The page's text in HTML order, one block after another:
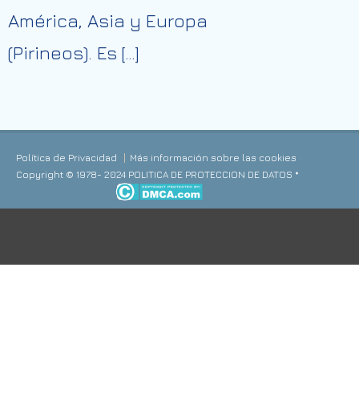
América, Asia y Europa
(Pirineos). Es […]
Política de Privacidad
Más información sobre las cookies
Copyright © 1978- 2024 POLITICA DE PROTECCION DE DATOS *